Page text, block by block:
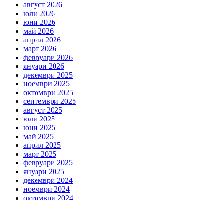
август 2026
юли 2026
юни 2026
май 2026
април 2026
март 2026
февруари 2026
януари 2026
декември 2025
ноември 2025
октомври 2025
септември 2025
август 2025
юли 2025
юни 2025
май 2025
април 2025
март 2025
февруари 2025
януари 2025
декември 2024
ноември 2024
октомври 2024